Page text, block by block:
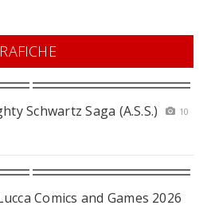
Schwartz Saga (A.S.S.)
10
Comics and Games 2026